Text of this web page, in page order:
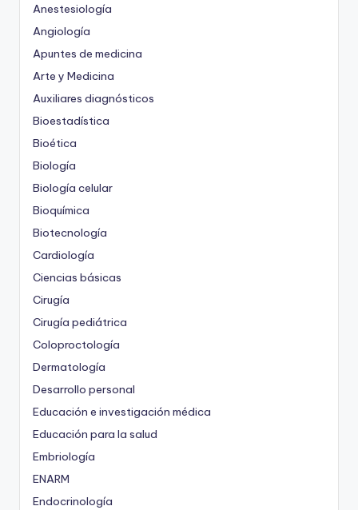
Anestesiología
Angiología
Apuntes de medicina
Arte y Medicina
Auxiliares diagnósticos
Bioestadística
Bioética
Biología
Biología celular
Bioquímica
Biotecnología
Cardiología
Ciencias básicas
Cirugía
Cirugía pediátrica
Coloproctología
Dermatología
Desarrollo personal
Educación e investigación médica
Educación para la salud
Embriología
ENARM
Endocrinología